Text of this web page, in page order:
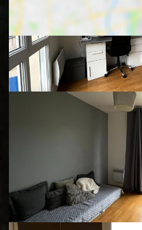
HABITANTS
DENSITÉ DE POPULATION
REVENU MENSUEL PAR
MÉNAGE
3
IMMOBILIER